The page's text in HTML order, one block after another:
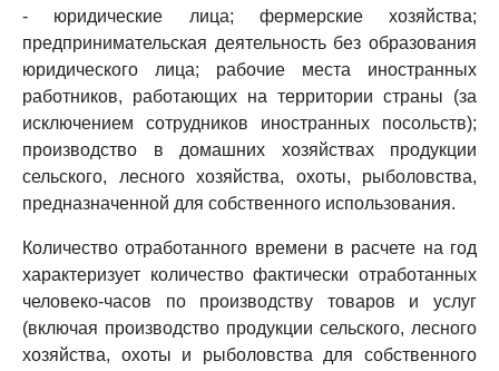
- юридические лица; фермерские хозяйства;
предпринимательская деятельность без образования
юридического лица; рабочие места иностранных
работников, работающих на территории страны (за
исключением сотрудников иностранных посольств);
производство в домашних хозяйствах продукции
сельского, лесного хозяйства, охоты, рыболовства,
предназначенной для собственного использования.
Количество отработанного времени в расчете на год
характеризует количество фактически отработанных
человеко-часов по производству товаров и услуг
(включая производство продукции сельского, лесного
хозяйства, охоты и рыболовства для собственного